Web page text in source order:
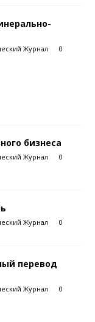
Журнал 0
бизнеса
Журнал 0
Журнал 0
перевод
Журнал 0